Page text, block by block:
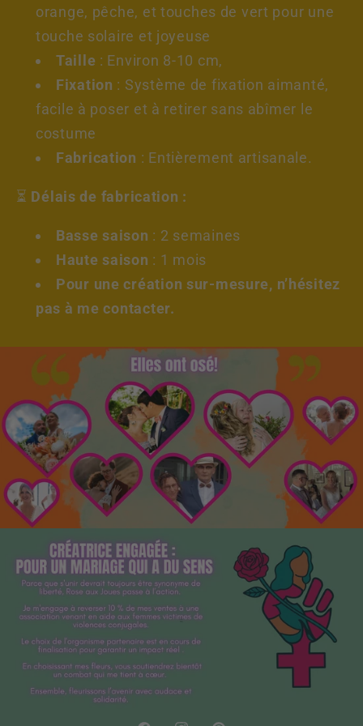
orange, pêche, et touches de vert pour une
touche solaire et joyeuse
Taille : Environ 8-10 cm,
Fixation : Système de fixation aimanté,
facile à poser et à retirer sans abîmer le
costume
Fabrication : Entièrement artisanale.
⏳ Délais de fabrication :
Basse saison : 2 semaines
Haute saison : 1 mois
Pour une création sur-mesure, n’hésitez
pas à me contacter.